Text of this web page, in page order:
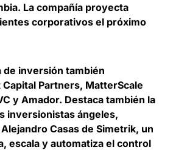
La compañía proyecta
corporativos el próximo
de inversión también
Partners, MatterScale
y Amador. Destaca también la
inversionistas ángeles,
Casas de Simetrik, un
escala y automatiza el control